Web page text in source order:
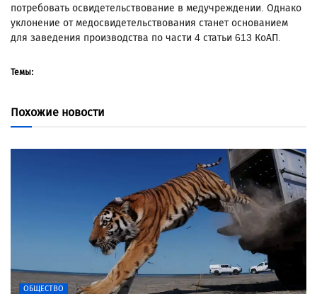
потребовать освидетельствование в медучреждении. Однако
уклонение от медосвидетельствования станет основанием
для заведения производства по части 4 статьи 613 КоАП.
Темы:
Похожие новости
ОБЩЕСТВО